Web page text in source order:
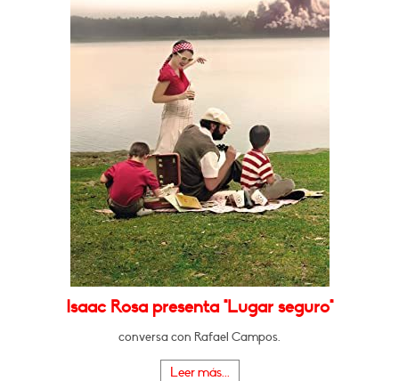
Isaac Rosa presenta "Lugar seguro"
conversa con Rafael Campos.
Leer más...